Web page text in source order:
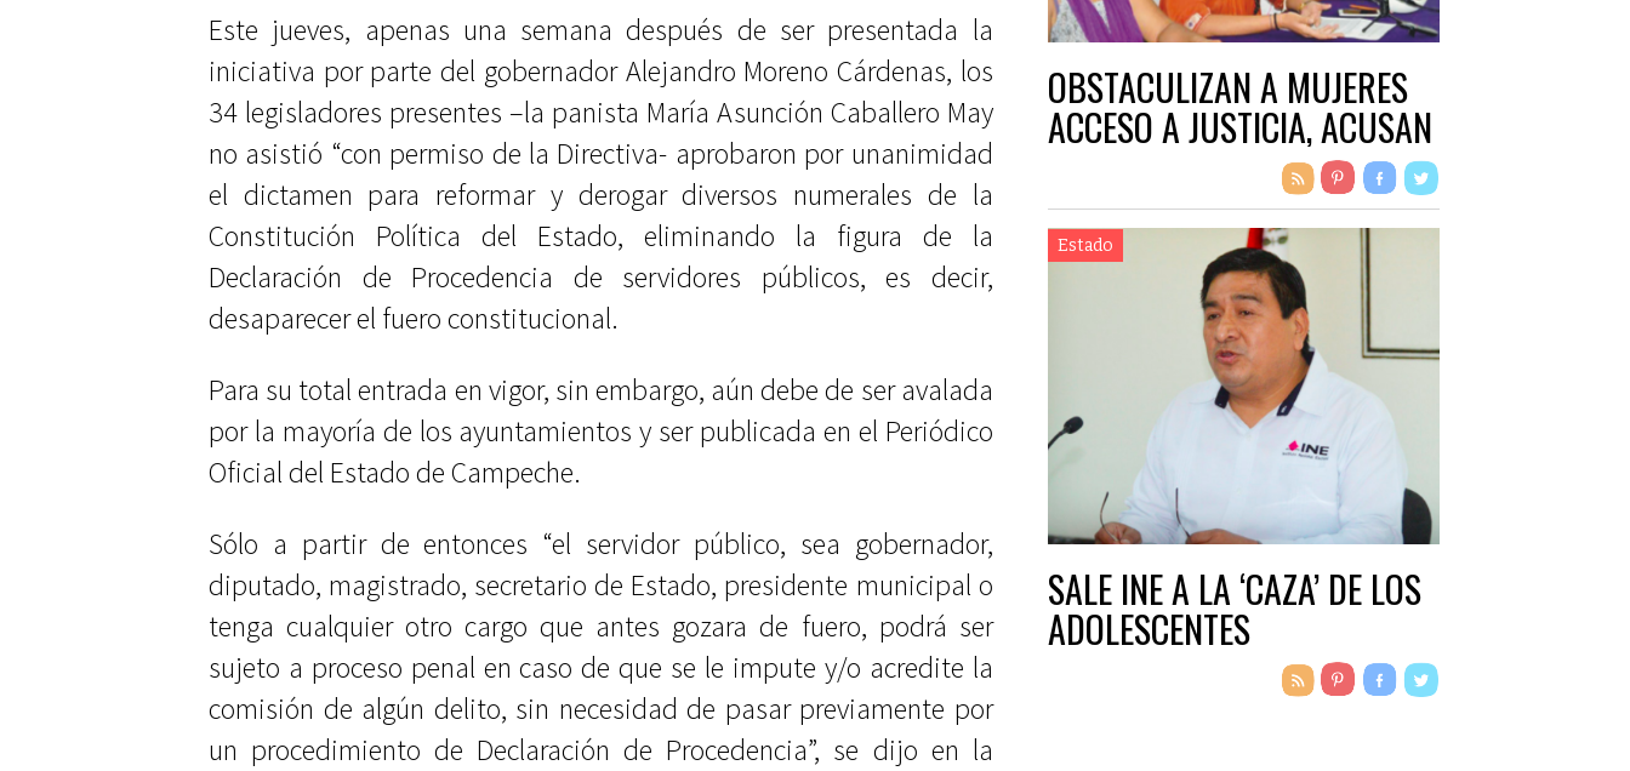
Este jueves, apenas una semana después de ser presentada la
iniciativa por parte del gobernador Alejandro Moreno Cárdenas, los
34 legisladores presentes –la panista María Asunción Caballero May
no asistió “con permiso de la Directiva- aprobaron por unanimidad
el dictamen para reformar y derogar diversos numerales de la
Constitución Política del Estado, eliminando la figura de la
Declaración de Procedencia de servidores públicos, es decir,
desaparecer el fuero constitucional.
Para su total entrada en vigor, sin embargo, aún debe de ser avalada
por la mayoría de los ayuntamientos y ser publicada en el Periódico
Oficial del Estado de Campeche.
Sólo a partir de entonces “el servidor público, sea gobernador,
diputado, magistrado, secretario de Estado, presidente municipal o
tenga cualquier otro cargo que antes gozara de fuero, podrá ser
sujeto a proceso penal en caso de que se le impute y/o acredite la
comisión de algún delito, sin necesidad de pasar previamente por
un procedimiento de Declaración de Procedencia”, se dijo en la
OBSTACULIZAN A MUJERES
ACCESO A JUSTICIA, ACUSAN
Estado
SALE INE A LA ‘CAZA’ DE LOS
ADOLESCENTES